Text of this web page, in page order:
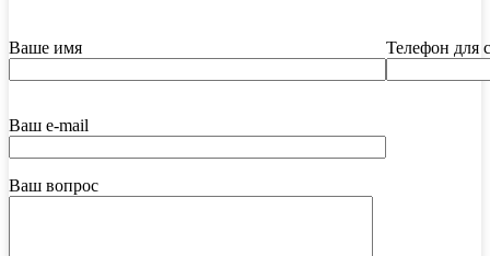
Ваше имя Телефон для
Ваш e-mail
Ваш вопрос